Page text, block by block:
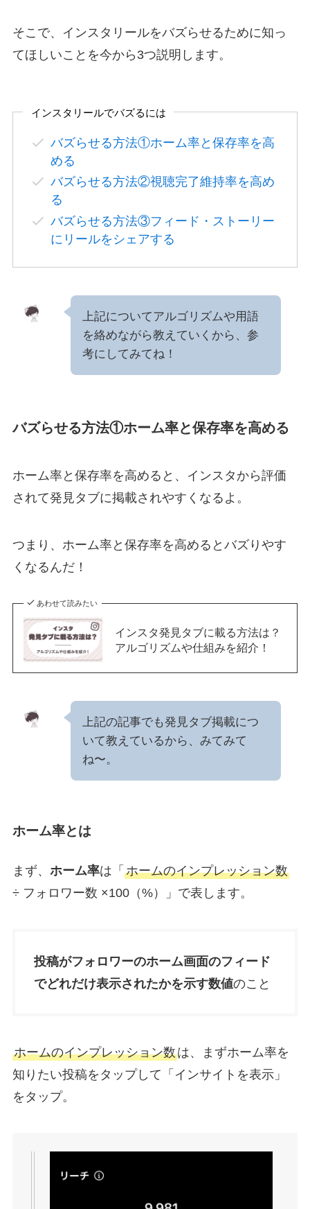
そこで、インスタリールをバズらせるために知っ
てほしいことを今から3つ説明します。
インスタリールでバズるには
バズらせる方法①ホーム率と保存率を高
める
バズらせる方法②視聴完了維持率を高め
る
バズらせる方法③フィード・ストーリー
にリールをシェアする
上記についてアルゴリズムや用語
を絡めながら教えていくから、参
考にしてみてね！
バズらせる方法①ホーム率と保存率を高める
ホーム率と保存率を高めると、インスタから評価
されて発見タブに掲載されやすくなるよ。
つまり、ホーム率と保存率を高めるとバズりやす
くなるんだ！
あわせて読みたい
インスタ発見タブに載る方法は？
アルゴリズムや仕組みを紹介！
上記の記事でも発見タブ掲載につ
いて教えているから、みてみて
ね〜。
ホーム率とは
まず、 ホーム率は「 ホームのインプレッション数
÷ フォロワー数 ×100（%）」で表します。
投稿がフォロワーのホーム画面のフィード
でどれだけ表示されたかを示す数値のこと
ホームのインプレッション数は、まずホーム率を
知りたい投稿をタップして「インサイトを表示」
をタップ。